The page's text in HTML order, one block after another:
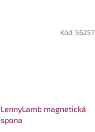
LennyLamb magnetická
spona
Kód: 56257